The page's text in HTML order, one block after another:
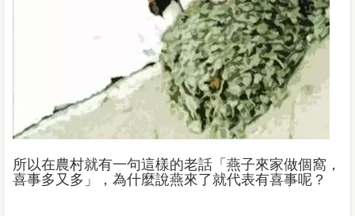
所以在農村就有一句這樣的老話「燕子來家做個窩，
喜事多又多」，為什麼說燕來了就代表有喜事呢？